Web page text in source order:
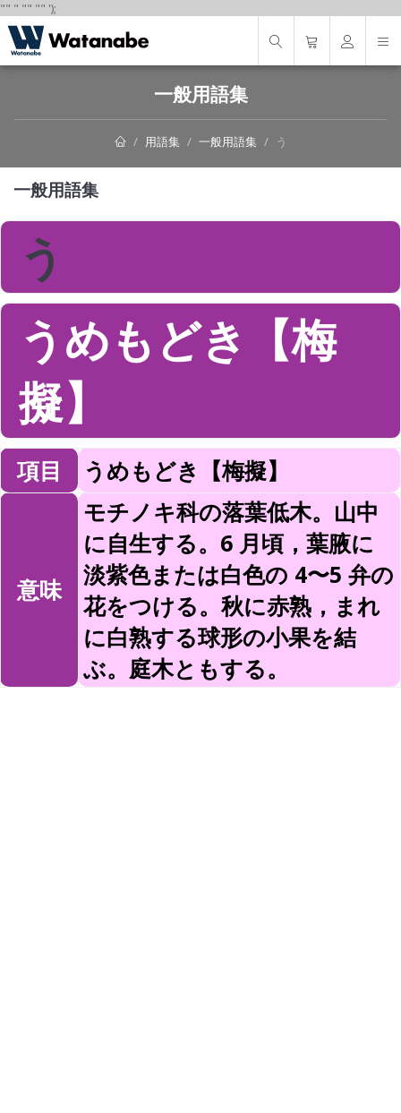
"" " "" "" ');
一般用語集
用語集 一般用語集 う
一般用語集
う
うめもどき【梅
擬】
項目 うめもどき【梅擬】
意味
モチノキ科の落葉低木。山中
に自生する。6 月頃，葉腋に
淡紫色または白色の 4〜5 弁の
花をつける。秋に赤熟，まれ
に白熟する球形の小果を結
ぶ。庭木ともする。